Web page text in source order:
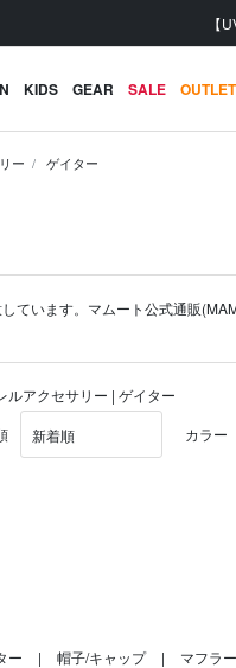
【
KIDS GEAR SALE OUTLET
ー ゲイター
ています。マムート公式通販
ルアクセサリー | ゲイター
カラー
ー 帽子/キャップ マフラー